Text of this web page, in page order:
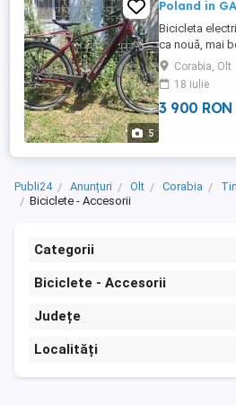
5
Poland in
Bicicleta
ca nouă, mai
jumătate de
6 luni cu
- Cadru de
ST),furca SR
Corabia, Olt
18 iulie
3 900 RON
Publi24 Anunțuri Olt Corabia
Biciclete - Accesorii
Categorii
Biciclete - Accesorii
Județe
Localități